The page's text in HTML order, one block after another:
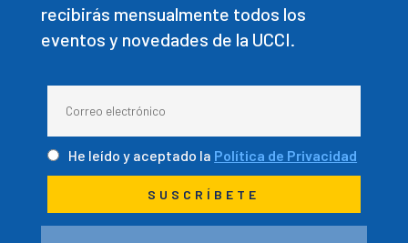
recibirás mensualmente todos los
eventos y novedades de la UCCI.
He leído y aceptado la Política de Privacidad